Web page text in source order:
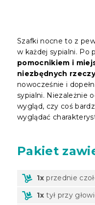
Szafki nocne to z
w każdej sypialni. Po
pomocnikiem i
niezbędnych rzeczy
nowocześnie i
sypialni. Niezależnie
wygląd, czy coś
wyglądać
Pakiet
1x przednie
1x tył przy